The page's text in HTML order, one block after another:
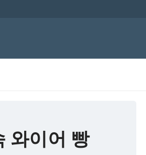
와이어 빵